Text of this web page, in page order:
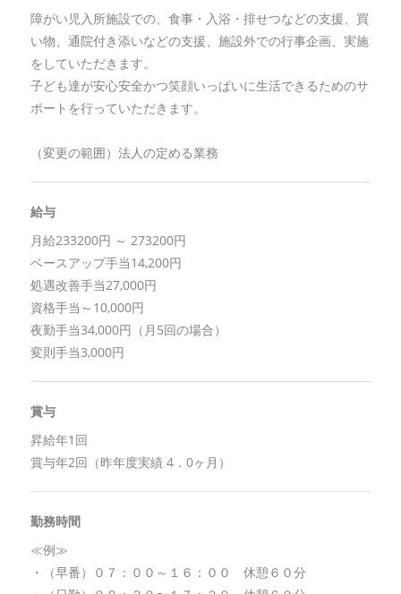
障がい児入所施設での、食事・入浴・排せつなどの支援、買
い物、通院付き添いなどの支援、施設外での行事企画、実施
をしていただきます。
子ども達が安心安全かつ笑顔いっぱいに生活できるためのサ
ポートを行っていただきます。
（変更の範囲）法人の定める業務
給与
月給233200円 ～ 273200円
ベースアップ手当14,200円
処遇改善手当27,000円
資格手当～10,000円
夜勤手当34,000円（月5回の場合）
変則手当3,000円
賞与
昇給年1回
賞与年2回（昨年度実績 4．0ヶ月）
勤務時間
≪例≫
・（早番）０７：００～１６：００ 休憩６０分